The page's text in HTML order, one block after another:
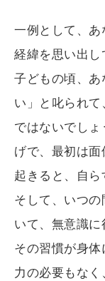
一例として、あ
経緯を思い出し
子どもの頃、あ
い」と叱られ
ではないでし
げで、最初は
起きると、自ら
そして、いつ
いて、無意識に
その習慣が身
力の必要もな